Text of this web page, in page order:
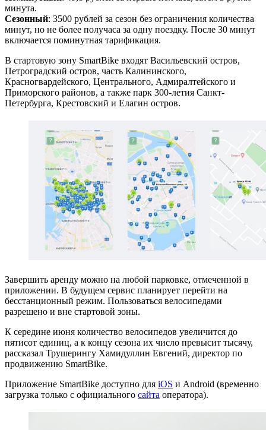
минута.
Сезонный: 3500 рублей за сезон без ограничения количества
минут, но не более получаса за одну поездку. После 30 минут
включается поминутная тарификация.
В стартовую зону SmartBike входят Васильевский остров,
Петроградский остров, часть Калининского,
Красногвардейского, Центрального, Адмиралтейского и
Приморского районов, а также парк 300-летия Санкт-
Петербурга, Крестовский и Елагин остров.
Завершить аренду можно на любой парковке, отмеченной в
приложении. В будущем сервис планирует перейти на
бесстанционный режим. Пользоваться велосипедами
разрешено и вне стартовой зоны.
К середине июня количество велосипедов увеличится до
пятисот единиц, а к концу сезона их число превысит тысячу,
рассказал Трушерингу Хамидуллин Евгений, директор по
продвижению SmartBike.
Приложение SmartBike доступно для iOS и Android (временно
загрузка только с официального сайта оператора).